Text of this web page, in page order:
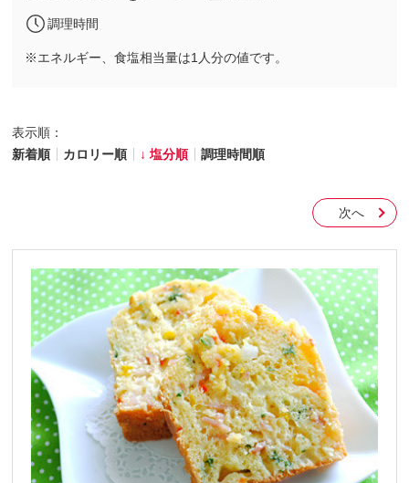
調理時間
※エネルギー、食塩相当量は1人分の値です。
表示順：
新着順
カロリー順 塩分順 調理時間順
次へ